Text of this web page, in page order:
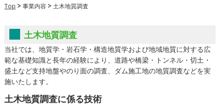
Top 事業内容 土木地質調査
土木地質調査
当社では、地質学・岩石学・構造地質学および地域地質に対する広
範な基礎知識と長年の経験により、道路や橋梁・トンネル・切土・
盛土など支持地盤やのり面の調査、ダム施工地の地質調査などを実
施いたします。
土木地質調査に係る技術